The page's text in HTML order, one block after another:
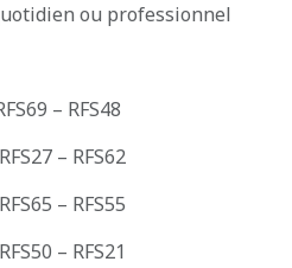
ou professionnel
– RFS48
– RFS62
– RFS55
– RFS21